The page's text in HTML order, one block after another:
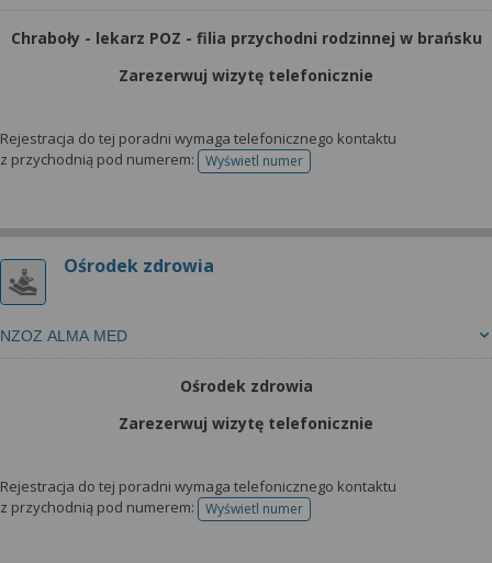
Chraboły - lekarz POZ - filia przychodni rodzinnej w brańsku
Zarezerwuj wizytę telefonicznie
Rejestracja do tej poradni wymaga telefonicznego kontaktu
z przychodnią pod numerem:
Wyświetl numertelefonu do rejestracji
Ośrodek zdrowia
NZOZ ALMA MED
Ośrodek zdrowia
Zarezerwuj wizytę telefonicznie
Rejestracja do tej poradni wymaga telefonicznego kontaktu
z przychodnią pod numerem:
Wyświetl numertelefonu do rejestracji